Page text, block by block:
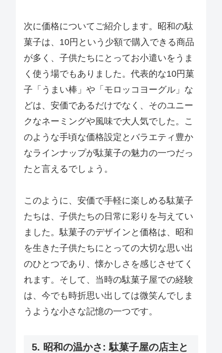
次に価格についてご紹介します。昭和の駄
菓子は、10円という少額で購入できる商品
が多く、子供たちにとってお小遣いをうま
く使う場でもありました。代表的な10円菓
子「うまい棒」や「モロッコヨーグル」な
どは、安価であるだけでなく、そのユニー
クなネーミングや風味で大人気でした。こ
のような手頃な価格設定とバラエティ豊か
なラインナップが駄菓子の魅力の一つだっ
たと言えるでしょう。
このように、安価で手軽に楽しめる駄菓子
たちは、子供たちの日常に彩りを与えてい
ました。駄菓子のデザインと価格は、昭和
を生きた子供たちにとっての大切な思い出
のひとつであり、懐かしさを感じさせてく
れます。そして、当時の駄菓子屋での経験
は、今でも時折思い出しては微笑んでしま
うような小さな記憶の一つです。
5. 昭和の温かさ: 駄菓子屋の店主と